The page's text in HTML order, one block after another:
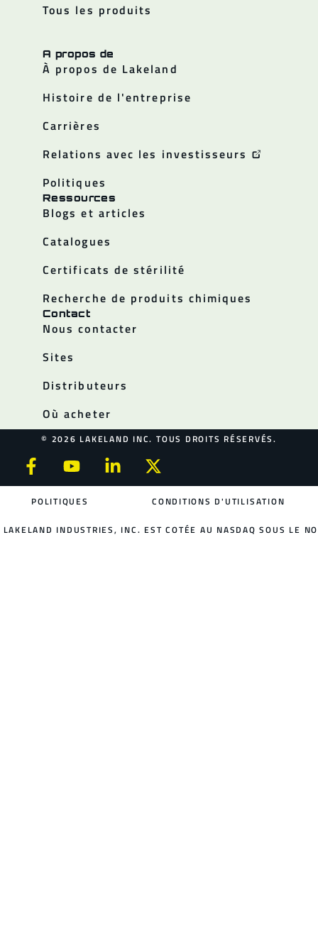
Tous les produits
A propos de
À propos de Lakeland
Histoire de l'entreprise
Carrières
Relations avec les investisseurs
Politiques
Ressources
Blogs et articles
Catalogues
Certificats de stérilité
Recherche de produits chimiques
Contact
Nous contacter
Sites
Distributeurs
Où acheter
© 2026 LAKELAND INC. TOUS DROITS RÉSERVÉS.
POLITIQUES CONDITIONS D'UTILISATION
LAKELAND INDUSTRIES, INC. EST COTÉE AU NASDAQ SOUS LE